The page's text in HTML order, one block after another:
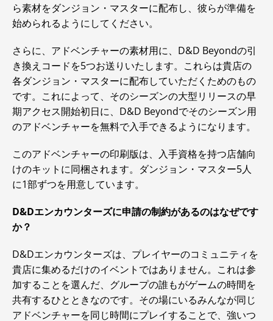
ら素材をダンジョン・マスターに配布し、彼らが準備を
始められるようにしてください。
さらに、アドベンチャーの素材用に、D&D Beyondの引
き換えコードを5つお送りいたします。これらは貴店の
各ダンジョン・マスターに配布していただくためのもの
です。これによって、そのシーズンの大型リリースの早
期アクセス開始初日に、D&D Beyondでそのシーズン用
のアドベンチャーを無料で入手できるようになります。
このアドベンチャーの印刷版は、入手資格を持つ店舗向
けのキットに同梱されます。ダンジョン・マスター5人
に1部ずつを用意しています。
D&Dエンカウンターズに申請の制約があるのはなぜです
か？
D&Dエンカウンターズは、プレイヤーのコミュニティを
貴店に集めるだけのイベントではありません。これは参
加することを選んだ、グループの誰もがゲームの時間を
共有するひとときなのです。その場にいるみんなが同じ
アドベンチャーを同じ時間にプレイすることで、強いつ